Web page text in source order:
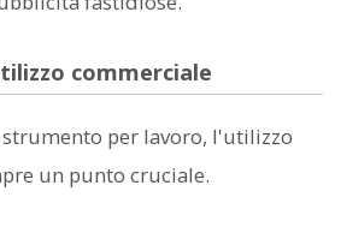
commerciale
per lavoro, l'utilizzo
un punto cruciale.